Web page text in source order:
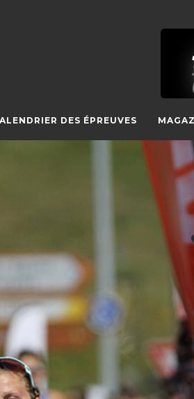
DES ÉPREUVES